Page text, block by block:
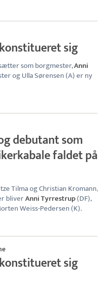
sig
som borgmester,Anni
og Ulla Sørensen (A) er ny
debutant som
faldet på
Tilma og Christian Kromann,
bliverAnni Tyrrestrup(DF),
Weiss-Pedersen (K).
sig